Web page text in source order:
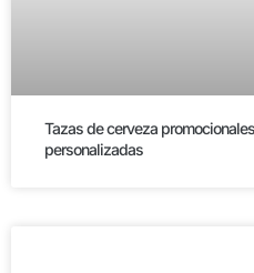
Tazas de cerveza
personalizadas